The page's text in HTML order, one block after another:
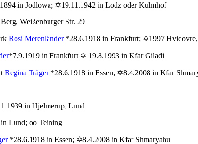
in Jodlowa; ✡19.11.1942 in Lodz oder Kulmhof
Weißenburger Str. 29
Rosi Merenländer*28.6.1918 in Frankfurt; ✡1997 Hvidovre,
*7.9.1919 in Frankfurt ✡ 19.8.1993 in Kfar Giladi
Regina Träger*28.6.1918 in Essen; ✡8.4.2008 in Kfar
in Hjelmerup, Lund
Lund; oo Teining
*28.6.1918 in Essen; ✡8.4.2008 in Kfar Shmaryahu